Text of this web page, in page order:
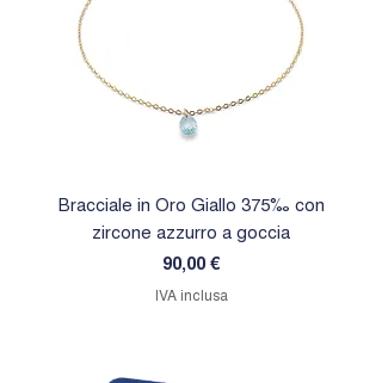
Bracciale in Oro Giallo 375‰ con
zircone azzurro a goccia
Prezzo
90,00 €
IVA inclusa